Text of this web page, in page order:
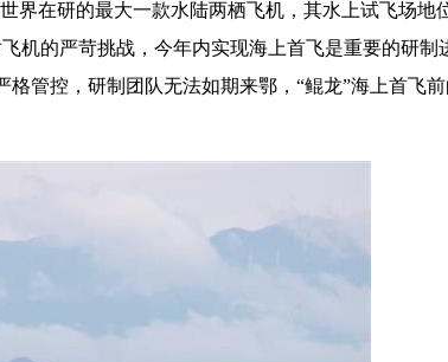
界在研的最大一款水陆两栖飞机，其水上试飞场地
机的严苛挑战，今年内实现海上首飞是重要的研制
管控，研制团队无法如期来鄂，“鲲龙”海上首飞前